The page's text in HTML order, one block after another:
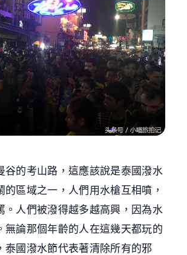
谷的考山路，這應該說是泰國潑水
的區域之一，人們用水槍互相噴，
。人們被潑得越多越高興，因為水
無論那個年齡的人在這幾天都玩的
泰國潑水節代表著清除所有的邪